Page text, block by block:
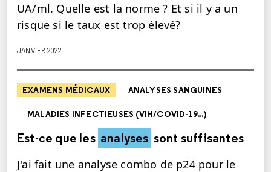
UA/ml. Quelle est la norme ? Et si il y a un
risque si le taux est trop élevé?
JANVIER 2022
EXAMENS MÉDICAUX ANALYSES SANGUINES
MALADIES INFECTIEUSES (VIH/COVID-19...)
Est-ce que les analyses sont suffisantes
J'ai fait une analyse combo de p24 pour le